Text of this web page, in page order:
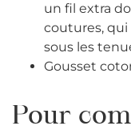
un fil extra
coutures,
sous les
Gousset
Pour